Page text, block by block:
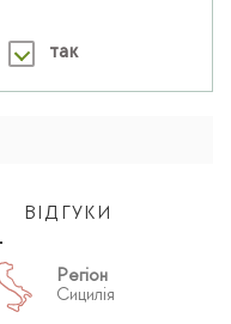
так
ВІДГУКИ
Регіон
Сицилія